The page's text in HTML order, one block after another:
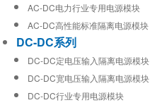
AC-DC电力行业专用电源模块
AC-DC高性能标准隔离电源模块
DC-DC系列
DC-DC定电压输入隔离电源模块
DC-DC宽电压输入隔离电源模块
DC-DC行业专用电源模块